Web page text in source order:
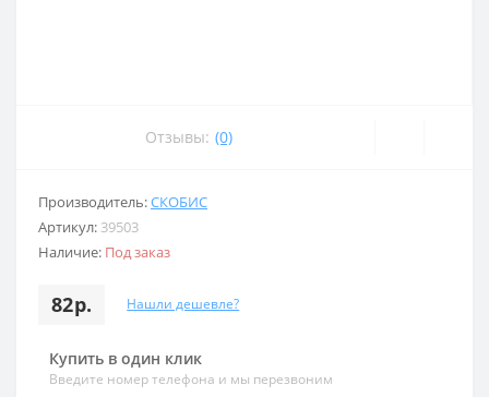
Отзывы: (0)
Производитель:СКОБИС
Артикул: 39503
Наличие: Под заказ
82р. Нашли дешевле?
Купить в один клик
Введите номер телефона и мы перезвоним